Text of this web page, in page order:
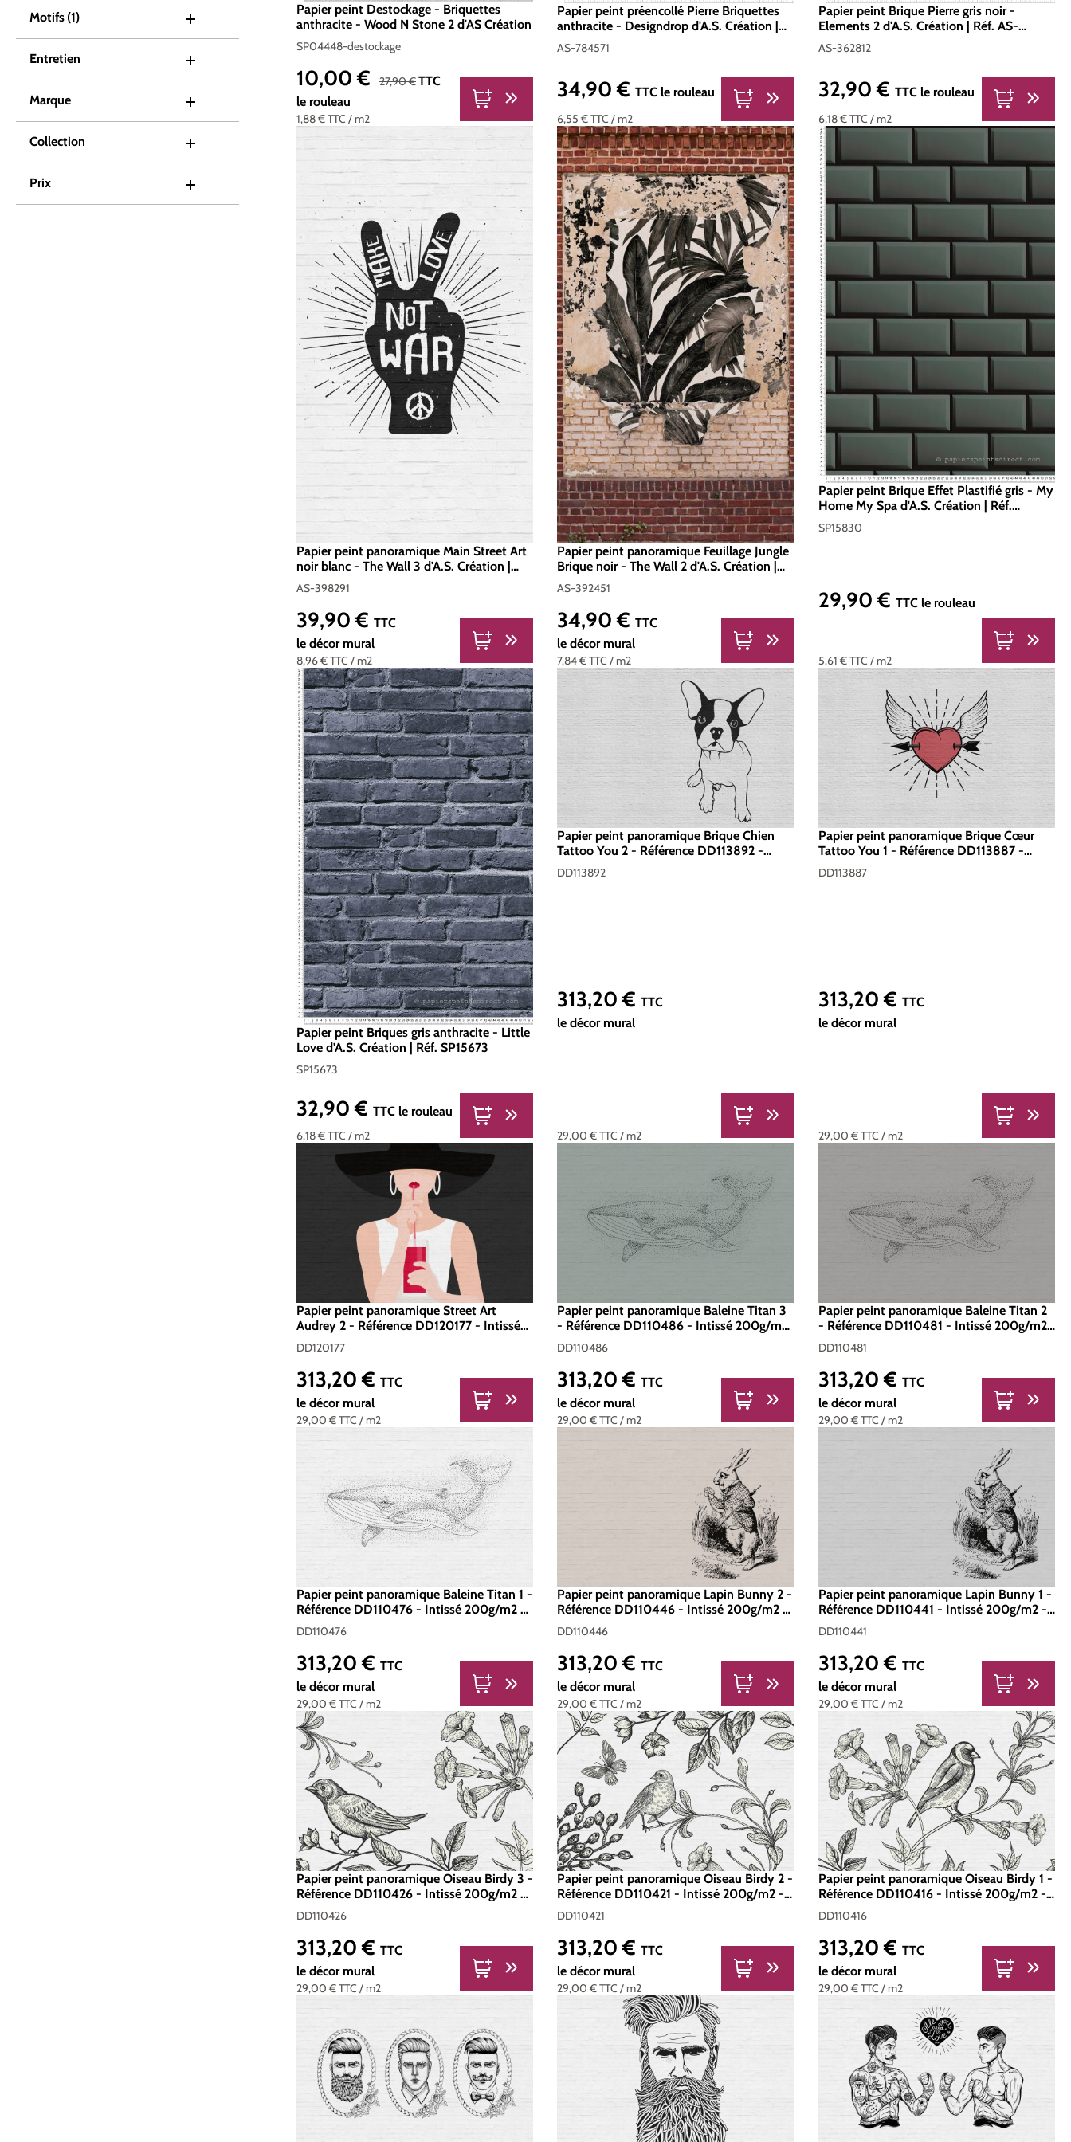
Motifs (1)
Entretien
Marque
Collection
Prix
Papier peint Destockage - Briquettes
anthracite - Wood N Stone 2 d'AS Création
SP04448-destockage
1,88 €TTC / m2
Prix de vente :
10,00 € Prix régulier :
27,90 €TTC
le rouleau
Papier peint préencollé Pierre Briquettes
anthracite - Designdrop d'A.S. Création |
Réf. AS-784571
AS-784571
6,55 €TTC/ m2
Prix régulier :
34,90 €TTC le rouleau
Papier peint Brique Pierre gris noir -
Elements 2 d'A.S. Création | Réf. AS-
362812
AS-362812
6,18 €TTC / m2
Prix régulier :
32,90 € TTC le rouleau
Papier peint panoramique Main Street Art
noir blanc - The Wall 3 d'A.S. Création |
Réf. AS-398291
AS-398291
8,96 €TTC / m2
Prix régulier :
39,90 € TTC
le décor mural
Papier peint panoramique Feuillage Jungle
Brique noir - The Wall 2 d'A.S. Création |
Réf. AS-392451
AS-392451
7,84 €TTC/ m2
Prix régulier :
34,90 €TTC
le décor mural
Papier peint Brique Effet Plastifié gris - My
Home My Spa d'A.S. Création | Réf.
SP15830
SP15830
5,61 €TTC / m2
Prix régulier :
29,90 € TTC le rouleau
Papier peint Briques gris anthracite - Little
Love d'A.S. Création | Réf. SP15673
SP15673
6,18 €TTC / m2
Prix régulier :
32,90 € TTC le rouleau
Papier peint panoramique Brique Chien
Tattoo You 2 - Référence DD113892 -
Intissé 200g/m2 - Standard 400 x 270
DD113892
29,00 €TTC/ m2
Prix régulier :
313,20 €TTC
le décor mural
Papier peint panoramique Brique Cœur
Tattoo You 1 - Référence DD113887 -
Intissé 200g/m2 - Standard 400 x 270
DD113887
29,00 €TTC / m2
Prix régulier :
313,20 € TTC
le décor mural
Papier peint panoramique Street Art
Audrey 2 - Référence DD120177 - Intissé
200g/m2 - Standard 400 x 270
DD120177
29,00 €TTC / m2
Prix régulier :
313,20 € TTC
le décor mural
Papier peint panoramique Baleine Titan 3
- Référence DD110486 - Intissé 200g/m2
- Standard 400 x 270
DD110486
29,00 €TTC/ m2
Prix régulier :
313,20 €TTC
le décor mural
Papier peint panoramique Baleine Titan 2
- Référence DD110481 - Intissé 200g/m2
- Standard 400 x 270
DD110481
29,00 €TTC / m2
Prix régulier :
313,20 € TTC
le décor mural
Papier peint panoramique Baleine Titan 1 -
Référence DD110476 - Intissé 200g/m2 -
Standard 400 x 270
DD110476
29,00 €TTC / m2
Prix régulier :
313,20 € TTC
le décor mural
Papier peint panoramique Lapin Bunny 2 -
Référence DD110446 - Intissé 200g/m2 -
Standard 400 x 270
DD110446
29,00 €TTC/ m2
Prix régulier :
313,20 €TTC
le décor mural
Papier peint panoramique Lapin Bunny 1 -
Référence DD110441 - Intissé 200g/m2 -
Standard 400 x 270
DD110441
29,00 €TTC / m2
Prix régulier :
313,20 € TTC
le décor mural
Papier peint panoramique Oiseau Birdy 3 -
Référence DD110426 - Intissé 200g/m2 -
Standard 400 x 270
DD110426
29,00 €TTC / m2
Prix régulier :
313,20 € TTC
le décor mural
Papier peint panoramique Oiseau Birdy 2 -
Référence DD110421 - Intissé 200g/m2 -
Standard 400 x 270
DD110421
29,00 €TTC/ m2
Prix régulier :
313,20 €TTC
le décor mural
Papier peint panoramique Oiseau Birdy 1 -
Référence DD110416 - Intissé 200g/m2 -
Standard 400 x 270
DD110416
29,00 €TTC / m2
Prix régulier :
313,20 € TTC
le décor mural